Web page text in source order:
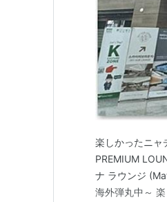
楽しかったニ
PREMIUM
ナ ラウンジ
海外弾丸中～